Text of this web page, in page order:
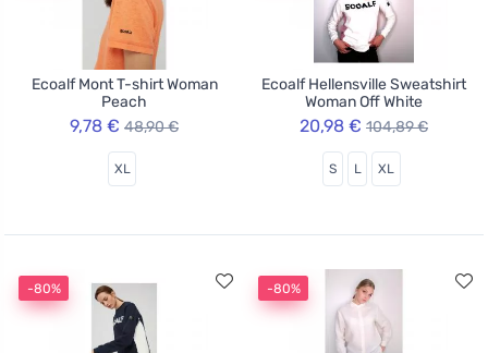
Ecoalf Mont T-shirt Woman
Peach
9,78 € 48,90 €
XL
Ecoalf Hellensville Sweatshirt
Woman Off White
20,98 € 104,89 €
S L XL
-80% -80%